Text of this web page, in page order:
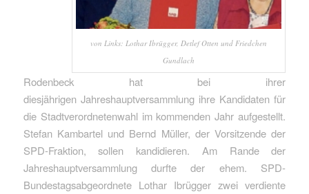
von Links: Lothar Ibrügger, Detlef Otten und Friedchen
Gundlach
Rodenbeck hat bei ihrer
diesjährigen Jahreshauptversammlung ihre Kandidaten für
die Stadtverordnetenwahl im kommenden Jahr aufgestellt.
Stefan Kambartel und Bernd Müller, der Vorsitzende der
SPD-Fraktion, sollen kandidieren. Am Rande der
Jahreshauptversammlung durfte der ehem. SPD-
Bundestagsabgeordnete Lothar Ibrügger zwei verdiente